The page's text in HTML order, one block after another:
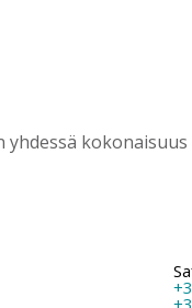
yhdessä